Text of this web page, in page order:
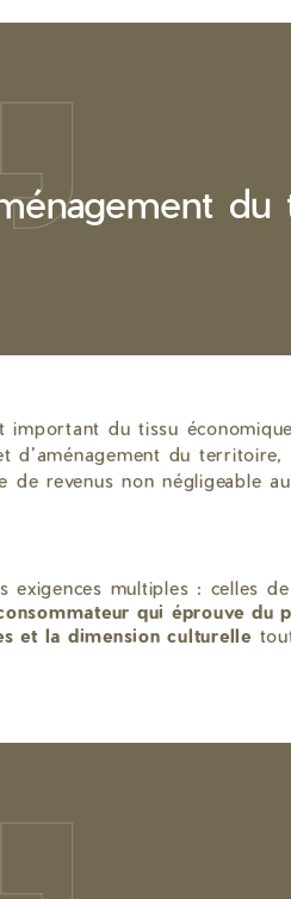
du
du tissu
d’aménagement du territoire,
revenus non négligeable
exigences multiples : celles
qui éprouve du
et la dimension culturelletout